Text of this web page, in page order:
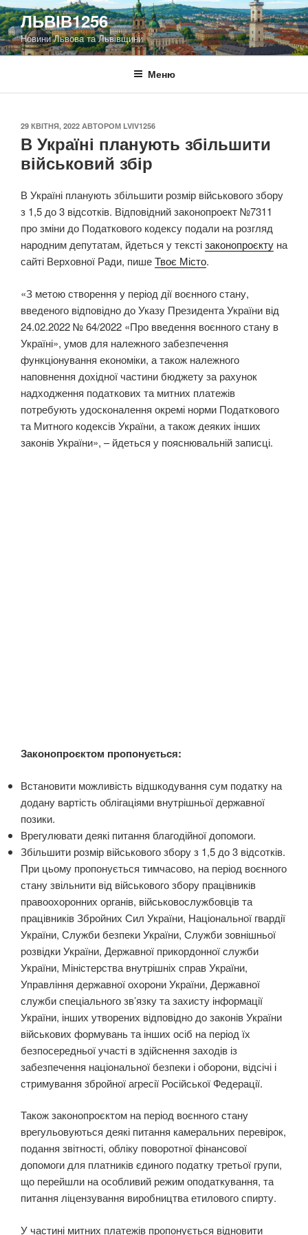
Перейти
до
вмісту
ЛЬВІВ1256
Новини Львова та Львівщини
Меню
ОПУБЛІКОВАНО
29 КВІТНЯ, 2022 АВТОРОМ LVIV1256
В Україні планують збільшити
військовий збір
В Україні планують збільшити розмір військового збору
з 1,5 до 3 відсотків. Відповідний законопроект №7311
про зміни до Податкового кодексу подали на розгляд
народним депутатам, йдеться у текстізаконопроєкту на
сайті Верховної Ради, пишеТвоє Місто.
«З метою створення у період дії воєнного стану,
введеного відповідно до Указу Президента України від
24.02.2022 № 64/2022 «Про введення воєнного стану в
Україні», умов для належного забезпечення
функціонування економіки, а також належного
наповнення дохідної частини бюджету за рахунок
надходження податкових та митних платежів
потребують удосконалення окремі норми Податкового
та Митного кодексів України, а також деяких інших
законів України», – йдеться у пояснювальній записці.
Законопроєктом пропонується:
Встановити можливість відшкодування сум податку на
додану вартість облігаціями внутрішньої державної
позики.
Врегулювати деякі питання благодійної допомоги.
Збільшити розмір військового збору з 1,5 до 3 відсотків.
При цьому пропонується тимчасово, на період воєнного
стану звільнити від військового збору працівників
правоохоронних органів, військовослужбовців та
працівників Збройних Сил України, Національної гвардії
України, Служби безпеки України, Служби зовнішньої
розвідки України, Державної прикордонної служби
України, Міністерства внутрішніх справ України,
Управління державної охорони України, Державної
служби спеціального зв’язку та захисту інформації
України, інших утворених відповідно до законів України
військових формувань та інших осіб на період їх
безпосередньої участі в здійснення заходів із
забезпечення національної безпеки і оборони, відсічі і
стримування збройної агресії Російської Федерації.
Також законопроєктом на період воєнного стану
врегульовуються деякі питання камеральних перевірок,
подання звітності, обліку поворотної фінансової
допомоги для платників єдиного податку третьої групи,
що перейшли на особливий режим оподаткування, та
питання ліцензування виробництва етилового спирту.
У частині митних платежів пропонується відновити